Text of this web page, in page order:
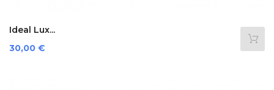
Ideal Lux...
Preis
30,00 €